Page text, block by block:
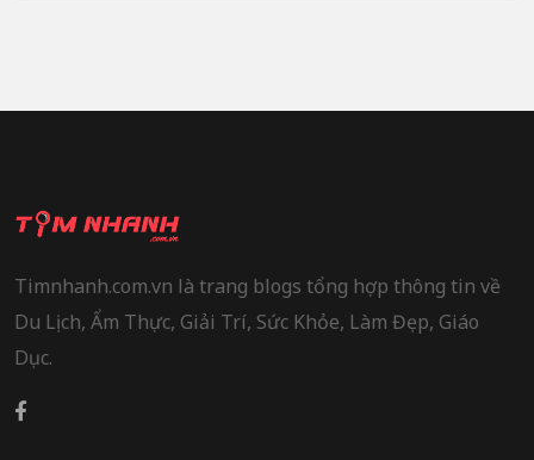
Timnhanh.com.vn là trang blogs tổng hợp thông tin về
Du Lịch, Ẩm Thực, Giải Trí, Sức Khỏe, Làm Đẹp, Giáo
Dục.